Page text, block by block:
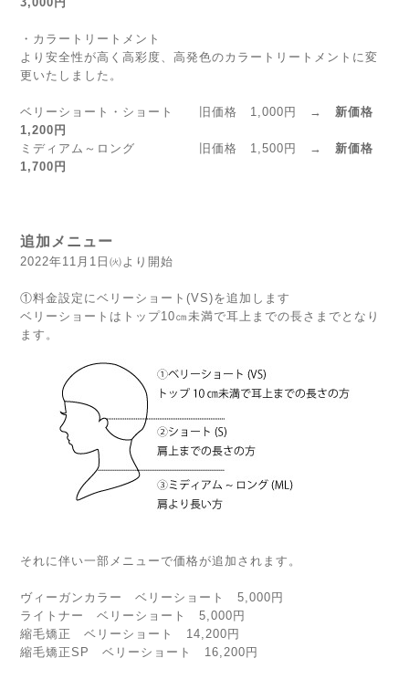
・カラートリートメント
より安全性が高く高彩度、高発色のカラートリートメントに変
更いたしました。
ベリーショート・ショート 旧価格 1,000円 → 新価格
1,200円
ミディアム～ロング 旧価格 1,500円 → 新価格
1,700円
追加メニュー
2022年11月1日㈫より開始
①料金設定にベリーショート(VS)を追加します
ベリーショートはトップ10㎝未満で耳上までの長さまでとなり
ます。
それに伴い一部メニューで価格が追加されます。
ヴィーガンカラー ベリーショート 5,000円
ライトナー ベリーショート 5,000円
縮毛矯正 ベリーショート 14,200円
縮毛矯正SP ベリーショート 16,200円